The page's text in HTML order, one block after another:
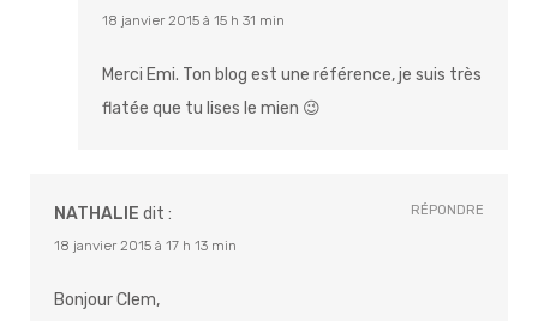
18 janvier 2015 à 15 h 31 min
Merci Emi. Ton blog est une référence, je suis très
flatée que tu lises le mien 😉
NATHALIE dit :
18 janvier 2015 à 17 h 13 min
Bonjour Clem,
RÉPONDRE